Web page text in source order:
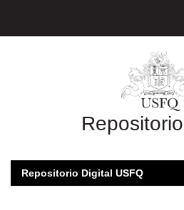
Repositorio
Repositorio Digital USFQ